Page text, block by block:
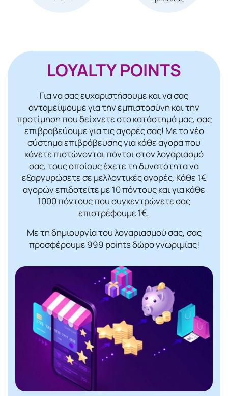
LOYALTY POINTS
Για να σας ευχαριστήσουμε και να σας
ανταμείψουμε για την εμπιστοσύνη και την
προτίμηση που δείχνετε στο κατάστημά μας, σας
επιβραβεύουμε για τις αγορές σας! Mε το νέο
σύστημα επιβράβευσης για κάθε αγορά που
κάνετε πιστώνονται πόντοι στον λογαριασμό
σας, τους οποίους έχετε τη δυνατότητα να
εξαργυρώσετε σε μελλοντικές αγορές. Κάθε 1€
αγορών επιδοτείτε με 10 πόντους και για κάθε
1000 πόντους που συγκεντρώνετε σας
επιστρέφουμε 1€.
Με τη δημιουργία του λογαριασμού σας, σας
προσφέρουμε 999 points δώρο γνωριμίας!